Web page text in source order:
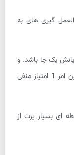
گیری های به
یک جا باشد. و
با اختلاف بسیار کمی تمام شود. و عدم رعایت این امر 1 امتیاز منفی
ای بسیار پرت از